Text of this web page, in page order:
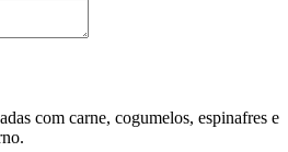
com carne, cogumelos, espinafres e